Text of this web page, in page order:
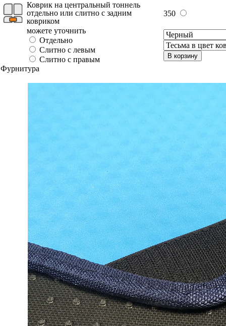
Коврик на центральный тоннель
отдельно или слитно с задним
ковриком
350
можете уточнить
Отдельно
Слитно с левым
Слитно с правым
В корзину
Фурнитура